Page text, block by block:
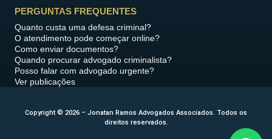
PERGUNTAS FREQUENTES
Quanto custa uma defesa criminal?
O atendimento pode começar online?
Como enviar documentos?
Quando procurar advogado criminalista?
Posso falar com advogado urgente?
Ver publicações
Copyright © 2026 – Jonatan Ramos Advogados Associados. Todos os
direitos reservados.